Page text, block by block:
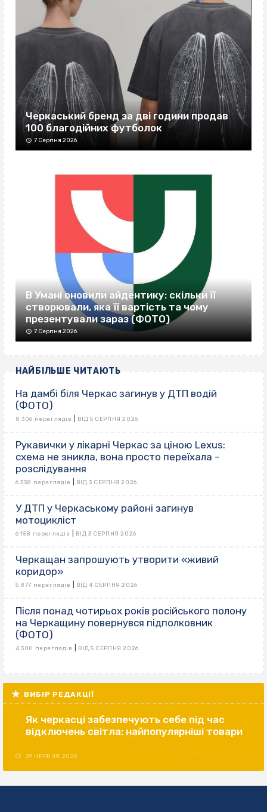
Черкаський бренд за дві години продав
100 благодійних футболок
7 Серпня 2026
В Умані оновили айдентику: скільки її
створювали, яка її вартість та чому
презентували зараз (ФОТО)
7 Серпня 2026
НАЙБІЛЬШЕ ЧИТАЮТЬ
На дамбі біля Черкас загинув у ДТП водій
(ФОТО)
8 306 переглядів ВІД 5 СЕРПНЯ 2026
Рукавички у лікарні Черкас за ціною Lexus:
схема не зникла, вона просто переїхала –
розслідування
6 338 переглядів ВІД 3 СЕРПНЯ 2026
У ДТП у Черкаському районі загинув
мотоцикліст
6 158 переглядів ВІД 3 СЕРПНЯ 2026
Черкащан запрошують утворити «живий
коридор»
5 877 переглядів ВІД 4 СЕРПНЯ 2026
Після понад чотирьох років російського полону
на Черкащину повернувся підполковник
(ФОТО)
4 300 переглядів ВІД 5 СЕРПНЯ 2026
ВИБІР РЕДАКЦІЇ
Як черкасці забезпечують себе під час
відключень світла: найпопулярніші товари
29 ЧЕРВНЯ 2026